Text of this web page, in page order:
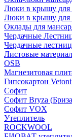
Люки в крышу для
Люки в крышу для
Оклады для
Чердачные
Чердачные
Листовые
OSB
Магнезитовая
Гипсокартон
Софит
Софит Bryza
Софит VOX
Утеплитель
ROCKWOOL